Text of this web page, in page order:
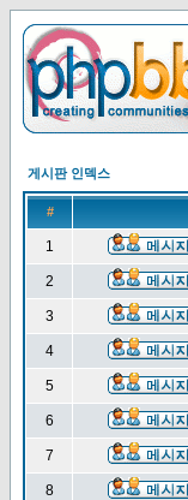
게시판 인덱스
#
1
2
3
4
5
6
7
8